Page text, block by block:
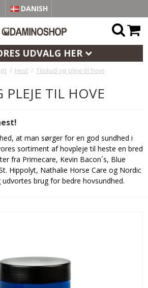
DANISH
UDVALG HER
/ Hest / Tilskud og pleje til hove
PLEJE TIL HOVE
at man sørger for en god sundhed i
sortiment af hovpleje til heste en bred
fra Primecare, Kevin Bacon´s, Blue
Hippolyt, Nathalie Horse Care og Nordic
brug for bedre hovsundhed.